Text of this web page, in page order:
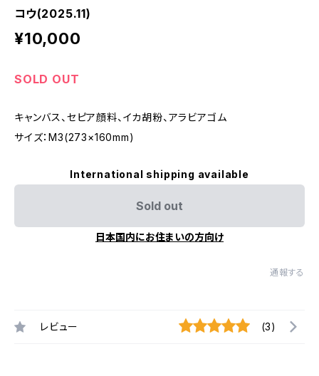
コウ(2025.11)
¥10,000
SOLD OUT
キャンバス、セピア顔料、イカ胡粉、アラビアゴム
サイズ：M3(273×160mm)
International shipping available
Sold out
日本国内にお住まいの方向け
通報する
レビュー (3)